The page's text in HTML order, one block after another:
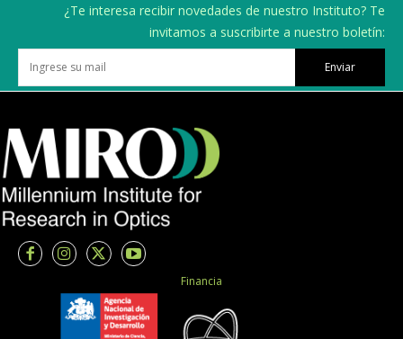
¿Te interesa recibir novedades de nuestro Instituto? Te
invitamos a suscribirte a nuestro boletín:
Enviar
Financia